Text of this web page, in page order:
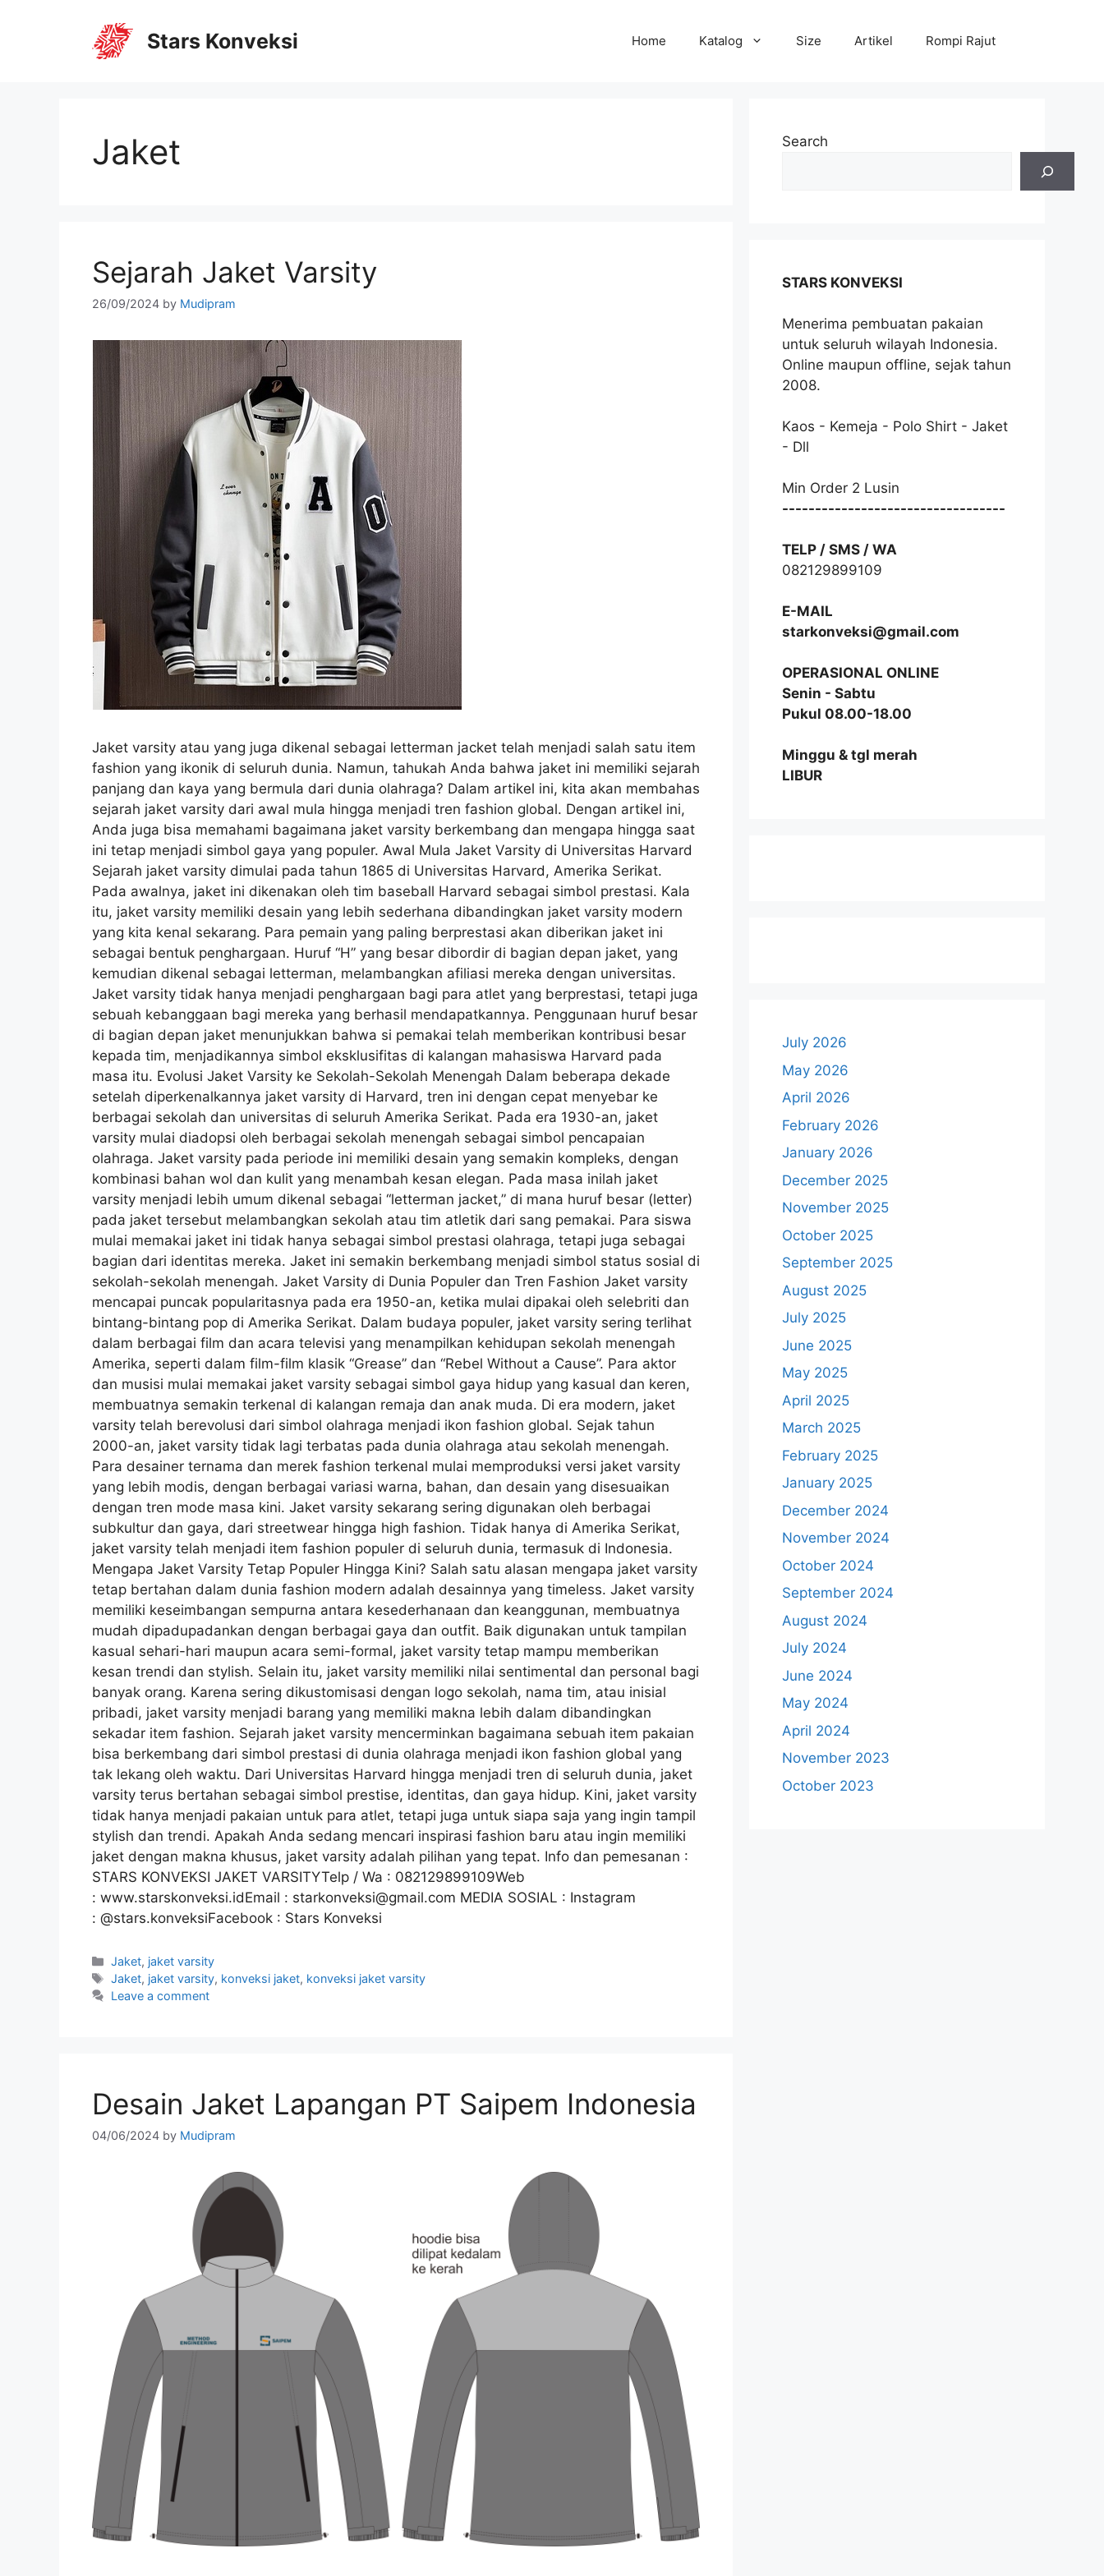
Stars Konveksi Home Katalog Size Artikel Rompi Rajut
Jaket
Sejarah Jaket Varsity
26/09/2024 by Mudipram
Jaket varsity atau yang juga dikenal sebagai letterman jacket telah menjadi salah satu item
fashion yang ikonik di seluruh dunia. Namun, tahukah Anda bahwa jaket ini memiliki sejarah
panjang dan kaya yang bermula dari dunia olahraga? Dalam artikel ini, kita akan membahas
sejarah jaket varsity dari awal mula hingga menjadi tren fashion global. Dengan artikel ini,
Anda juga bisa memahami bagaimana jaket varsity berkembang dan mengapa hingga saat
ini tetap menjadi simbol gaya yang populer. Awal Mula Jaket Varsity di Universitas Harvard
Sejarah jaket varsity dimulai pada tahun 1865 di Universitas Harvard, Amerika Serikat.
Pada awalnya, jaket ini dikenakan oleh tim baseball Harvard sebagai simbol prestasi. Kala
itu, jaket varsity memiliki desain yang lebih sederhana dibandingkan jaket varsity modern
yang kita kenal sekarang. Para pemain yang paling berprestasi akan diberikan jaket ini
sebagai bentuk penghargaan. Huruf “H” yang besar dibordir di bagian depan jaket, yang
kemudian dikenal sebagai letterman, melambangkan afiliasi mereka dengan universitas.
Jaket varsity tidak hanya menjadi penghargaan bagi para atlet yang berprestasi, tetapi juga
sebuah kebanggaan bagi mereka yang berhasil mendapatkannya. Penggunaan huruf besar
di bagian depan jaket menunjukkan bahwa si pemakai telah memberikan kontribusi besar
kepada tim, menjadikannya simbol eksklusifitas di kalangan mahasiswa Harvard pada
masa itu. Evolusi Jaket Varsity ke Sekolah-Sekolah Menengah Dalam beberapa dekade
setelah diperkenalkannya jaket varsity di Harvard, tren ini dengan cepat menyebar ke
berbagai sekolah dan universitas di seluruh Amerika Serikat. Pada era 1930-an, jaket
varsity mulai diadopsi oleh berbagai sekolah menengah sebagai simbol pencapaian
olahraga. Jaket varsity pada periode ini memiliki desain yang semakin kompleks, dengan
kombinasi bahan wol dan kulit yang menambah kesan elegan. Pada masa inilah jaket
varsity menjadi lebih umum dikenal sebagai “letterman jacket,” di mana huruf besar (letter)
pada jaket tersebut melambangkan sekolah atau tim atletik dari sang pemakai. Para siswa
mulai memakai jaket ini tidak hanya sebagai simbol prestasi olahraga, tetapi juga sebagai
bagian dari identitas mereka. Jaket ini semakin berkembang menjadi simbol status sosial di
sekolah-sekolah menengah. Jaket Varsity di Dunia Populer dan Tren Fashion Jaket varsity
mencapai puncak popularitasnya pada era 1950-an, ketika mulai dipakai oleh selebriti dan
bintang-bintang pop di Amerika Serikat. Dalam budaya populer, jaket varsity sering terlihat
dalam berbagai film dan acara televisi yang menampilkan kehidupan sekolah menengah
Amerika, seperti dalam film-film klasik “Grease” dan “Rebel Without a Cause”. Para aktor
dan musisi mulai memakai jaket varsity sebagai simbol gaya hidup yang kasual dan keren,
membuatnya semakin terkenal di kalangan remaja dan anak muda. Di era modern, jaket
varsity telah berevolusi dari simbol olahraga menjadi ikon fashion global. Sejak tahun
2000-an, jaket varsity tidak lagi terbatas pada dunia olahraga atau sekolah menengah.
Para desainer ternama dan merek fashion terkenal mulai memproduksi versi jaket varsity
yang lebih modis, dengan berbagai variasi warna, bahan, dan desain yang disesuaikan
dengan tren mode masa kini. Jaket varsity sekarang sering digunakan oleh berbagai
subkultur dan gaya, dari streetwear hingga high fashion. Tidak hanya di Amerika Serikat,
jaket varsity telah menjadi item fashion populer di seluruh dunia, termasuk di Indonesia.
Mengapa Jaket Varsity Tetap Populer Hingga Kini? Salah satu alasan mengapa jaket varsity
tetap bertahan dalam dunia fashion modern adalah desainnya yang timeless. Jaket varsity
memiliki keseimbangan sempurna antara kesederhanaan dan keanggunan, membuatnya
mudah dipadupadankan dengan berbagai gaya dan outfit. Baik digunakan untuk tampilan
kasual sehari-hari maupun acara semi-formal, jaket varsity tetap mampu memberikan
kesan trendi dan stylish. Selain itu, jaket varsity memiliki nilai sentimental dan personal bagi
banyak orang. Karena sering dikustomisasi dengan logo sekolah, nama tim, atau inisial
pribadi, jaket varsity menjadi barang yang memiliki makna lebih dalam dibandingkan
sekadar item fashion. Sejarah jaket varsity mencerminkan bagaimana sebuah item pakaian
bisa berkembang dari simbol prestasi di dunia olahraga menjadi ikon fashion global yang
tak lekang oleh waktu. Dari Universitas Harvard hingga menjadi tren di seluruh dunia, jaket
varsity terus bertahan sebagai simbol prestise, identitas, dan gaya hidup. Kini, jaket varsity
tidak hanya menjadi pakaian untuk para atlet, tetapi juga untuk siapa saja yang ingin tampil
stylish dan trendi. Apakah Anda sedang mencari inspirasi fashion baru atau ingin memiliki
jaket dengan makna khusus, jaket varsity adalah pilihan yang tepat. Info dan pemesanan :
STARS KONVEKSI JAKET VARSITYTelp / Wa : 082129899109Web
: www.starskonveksi.idEmail : starkonveksi@gmail.com MEDIA SOSIAL : Instagram
: @stars.konveksiFacebook : Stars Konveksi
Jaket, jaket varsity
Jaket, jaket varsity, konveksi jaket, konveksi jaket varsity
Leave a comment
Desain Jaket Lapangan PT Saipem Indonesia
04/06/2024 by Mudipram
Search
STARS KONVEKSI
Menerima pembuatan pakaian
untuk seluruh wilayah Indonesia.
Online maupun offline, sejak tahun
2008.
Kaos - Kemeja - Polo Shirt - Jaket
- Dll
Min Order 2 Lusin
----------------------------------
TELP / SMS / WA
082129899109
E-MAIL
starkonveksi@gmail.com
OPERASIONAL ONLINE
Senin - Sabtu
Pukul 08.00-18.00
Minggu & tgl merah
LIBUR
July 2026
May 2026
April 2026
February 2026
January 2026
December 2025
November 2025
October 2025
September 2025
August 2025
July 2025
June 2025
May 2025
April 2025
March 2025
February 2025
January 2025
December 2024
November 2024
October 2024
September 2024
August 2024
July 2024
June 2024
May 2024
April 2024
November 2023
October 2023